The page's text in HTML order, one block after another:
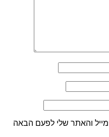
והאתר שלי לפעם הבאה